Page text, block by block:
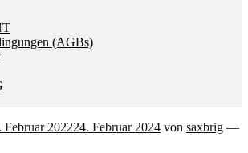
(AGBs)
Februar 202224. Februar 2024 von saxbrig —